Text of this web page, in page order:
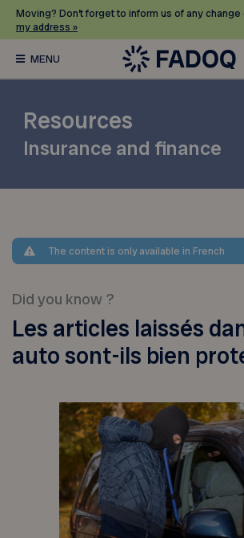
Moving? Don’t forget to inform us of any change
my address »
Resources
Insurance and finance
The content is only available in French
Did you know ?
Les articles laissés
auto sont-ils bien